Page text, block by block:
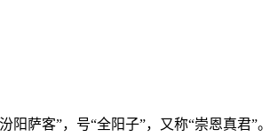
萨客”，号“全阳子”，又称“崇恩真君